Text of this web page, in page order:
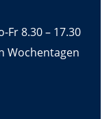
8.30 – 17.30
Wochentagen